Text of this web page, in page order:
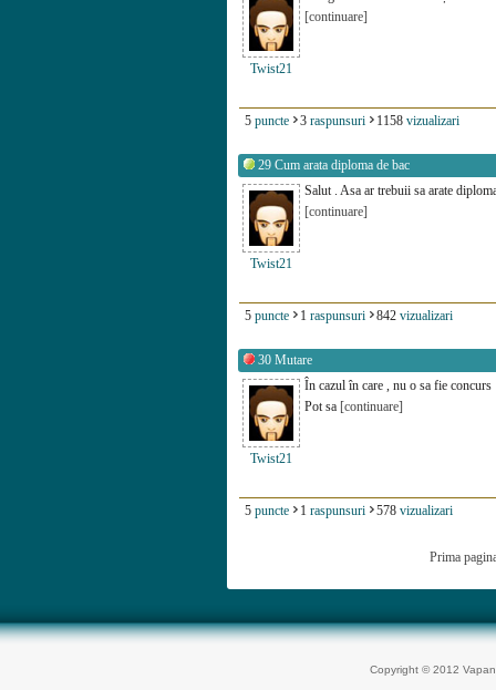
Twist21
[continuare]
5 puncte 3 raspunsuri 1158 vizualizari
29 Cum arata diploma de bac
Twist21
Salut . Asa ar trebuii sa arate
[continuare]
5 puncte 1 raspunsuri 842 vizualizari
30 Mutare
Twist21
În cazul în care , nu o sa fie
Pot sa [continuare]
5 puncte 1 raspunsuri 578 vizualizari
Prima
Copyright © 2012